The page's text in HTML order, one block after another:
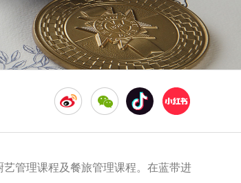
管理课程及餐旅管理课程。在蓝带进